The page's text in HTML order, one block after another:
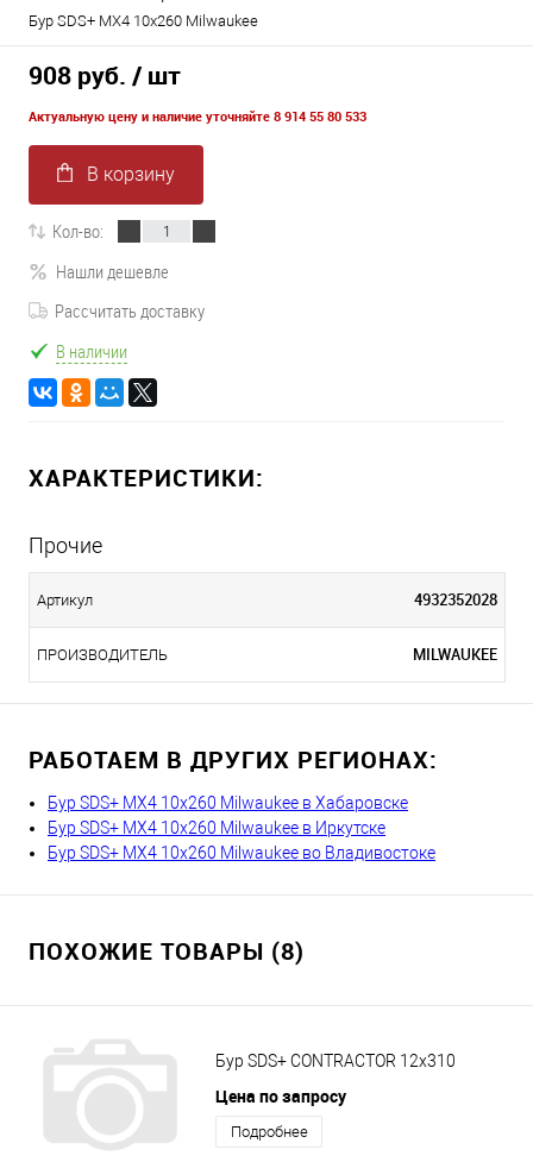
Бур SDS+ MX4 10х260 Milwaukee
908 руб. / шт
Актуальную цену и наличие уточняйте 8 914 55 80 533
В корзину
Кол-во:
Нашли дешевле
Рассчитать доставку
В наличии
ХАРАКТЕРИСТИКИ:
Прочие
Артикул 4932352028
ПРОИЗВОДИТЕЛЬ MILWAUKEE
РАБОТАЕМ В ДРУГИХ РЕГИОНАХ:
Бур SDS+ MX4 10х260 Milwaukee в Хабаровске
Бур SDS+ MX4 10х260 Milwaukee в Иркутске
Бур SDS+ MX4 10х260 Milwaukee во Владивостоке
ПОХОЖИЕ ТОВАРЫ (8)
Бур SDS+ CONTRACTOR 12x310
Цена по запросу
Подробнее